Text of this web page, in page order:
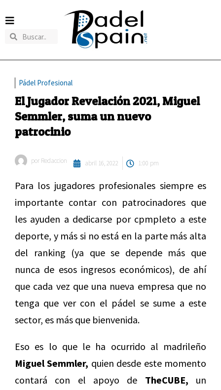
Pádel Profesional
El Jugador Revelación 2021, Miguel
Semmler, suma un nuevo
patrocinio
por Redaccion abril 16, 2022 1:00 pm
Para los jugadores profesionales siempre es
importante contar con patrocinadores que
les ayuden a dedicarse por cpmpleto a este
deporte, y más si no está en la parte más alta
del ranking (ya que se depende más que
nunca de esos ingresos económicos), de ahí
que cada vez que una nueva empresa que no
tenga que ver con el pádel se sume a este
sector, es más que bienvenida.
Eso es lo que le ha ocurrido al madrileño
Miguel Semmler, quien desde este momento
contará con el apoyo de TheCUBE, un